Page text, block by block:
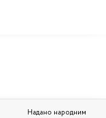
Надано народним